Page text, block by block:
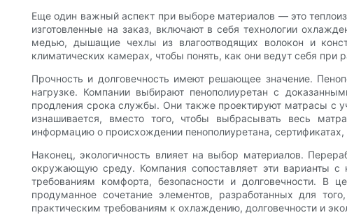
Еще один важный аспект при выборе материалов — это
изготовленные на заказ, включают в себя технологии
медью, дышащие чехлы из влагоотводящих волокон и
климатических камерах, чтобы понять, как они ведут себя
Прочность и долговечность имеют решающее значение.
нагрузке. Компании выбирают пенополиуретан с
продления срока службы. Они также проектируют матрасы с
изнашивается, вместо того, чтобы выбрасывать весь
информацию о происхождении пенополиуретана,
Наконец, экологичность влияет на выбор материалов.
окружающую среду. Компания сопоставляет эти варианты с
требованиям комфорта, безопасности и долговечности.
продуманное сочетание элементов, разработанных для
практическим требованиям к охлаждению, долговечности и